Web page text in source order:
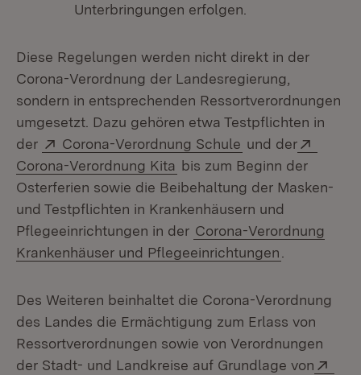
Unterbringungen erfolgen.
Diese Regelungen werden nicht direkt in der
Corona-Verordnung der Landesregierung,
sondern in entsprechenden Ressortverordnungen
umgesetzt. Dazu gehören etwa Testpflichten in
der
Extern:
Corona-Verordnung Schule (Öffnet in neuem
und der
Corona-Verordnung Kita (Öffnet in neuem Fenster)
bis zum Beginn der
Osterferien sowie die Beibehaltung der Masken-
und Testpflichten in Krankenhäusern und
Pflegeeinrichtungen in der Corona-Verordnung
Krankenhäuser und Pflegeeinrichtungen
Des Weiteren beinhaltet die Corona-Verordnung
des Landes die Ermächtigung zum Erlass von
Ressortverordnungen sowie von Verordnungen
der Stadt- und Landkreise auf Grundlage von